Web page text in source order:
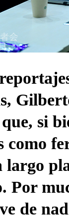
si
largo
Por
de